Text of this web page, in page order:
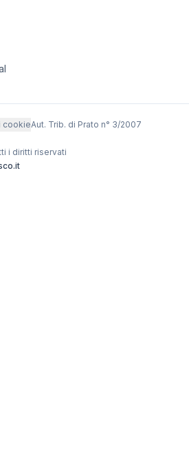
cookieAut. Trib. di Prato n° 3/2007
i diritti riservati